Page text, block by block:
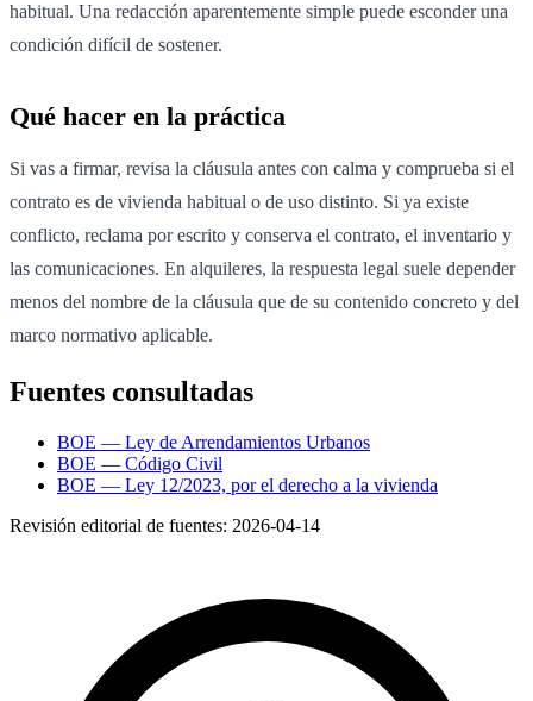
habitual. Una redacción aparentemente simple puede esconder una
condición difícil de sostener.
Qué hacer en la práctica
Si vas a firmar, revisa la cláusula antes con calma y comprueba si el
contrato es de vivienda habitual o de uso distinto. Si ya existe
conflicto, reclama por escrito y conserva el contrato, el inventario y
las comunicaciones. En alquileres, la respuesta legal suele depender
menos del nombre de la cláusula que de su contenido concreto y del
marco normativo aplicable.
Fuentes consultadas
BOE — Ley de Arrendamientos Urbanos
BOE — Código Civil
BOE — Ley 12/2023, por el derecho a la vivienda
Revisión editorial de fuentes: 2026-04-14